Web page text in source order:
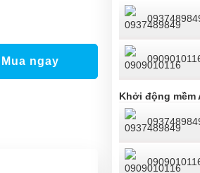
Mua ngay
Khởi động mềm